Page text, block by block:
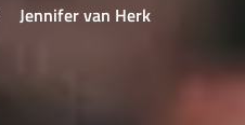
Jennifer van Herk